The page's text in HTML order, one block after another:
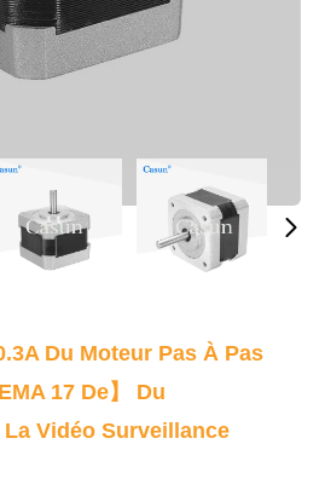
Du Moteur Pas À Pas
17 De】 Du
La Vidéo Surveillance